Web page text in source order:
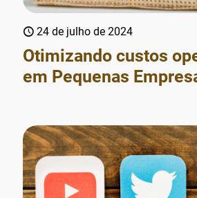
24 de julho de 2024
Otimizando custos
em Pequenas